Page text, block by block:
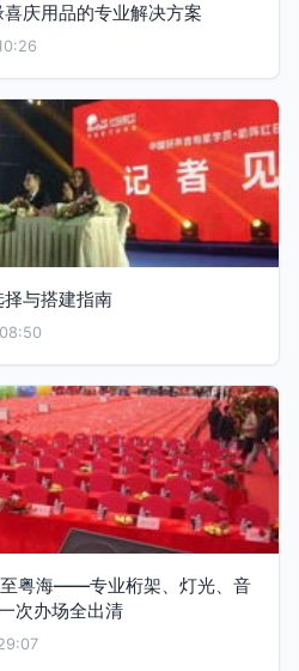
庆用品的专业解决方案
与搭建指南
粤海——专业桁架、灯光、音
次办场全出清